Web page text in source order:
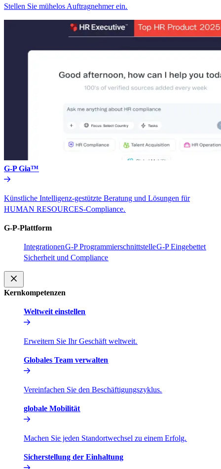
Stellen Sie mühelos Auftragnehmer ein.​​
G-P Gia™​​
Künstliche Intelligenz-gestützte Beratung und Lösungen für
HUMAN RESOURCES-Compliance.​​
G-P-Plattform​​
Integrationen​​G-P Programmierschnittstelle​​G-P Eingebettet​​
Sicherheit und Compliance​​
Kernkompetenzen​​
Weltweit einstellen​​
Erweitern Sie Ihr Geschäft weltweit.​​
Globales Team verwalten​​
Vereinfachen Sie den Beschäftigungszyklus.​​
globale Mobilität​​
Machen Sie jeden Standortwechsel zu einem Erfolg.​​
Sicherstellung der Einhaltung​​